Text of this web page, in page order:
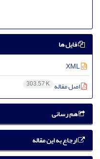
فایل ها
اصل مقاله 303.57 K
هم رسانی
ارجاع به این مقاله